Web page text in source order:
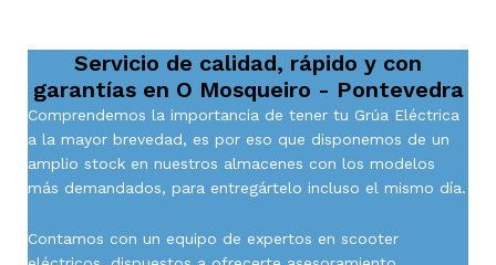
Servicio de calidad, rápido y con
garantías en O Mosqueiro - Pontevedra
Comprendemos la importancia de tener tu Grúa Eléctrica
a la mayor brevedad, es por eso que disponemos de un
amplio stock en nuestros almacenes con los modelos
más demandados, para entregártelo incluso el mismo día.
Contamos con un equipo de expertos en scooter